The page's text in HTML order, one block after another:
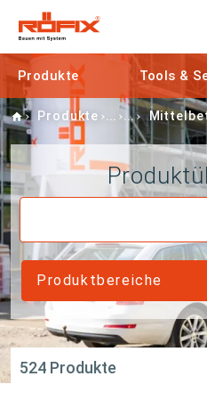
Produkte Tools &
HomeProdukte
Produktbereiche
524 Produkte